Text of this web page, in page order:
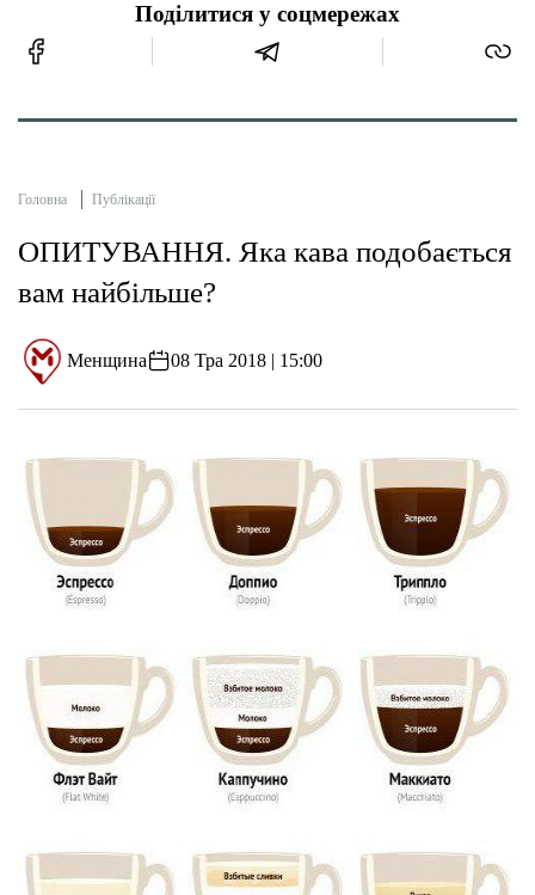
Поділитися у соцмережах
Головна Публікації
ОПИТУВАННЯ. Яка кава подобається
вам найбільше?
Менщина 08 Тра 2018 | 15:00